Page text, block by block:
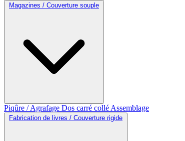
Magazines / Couverture souple
Piqûre / Agrafage Dos carré collé Assemblage
Fabrication de livres / Couverture rigide